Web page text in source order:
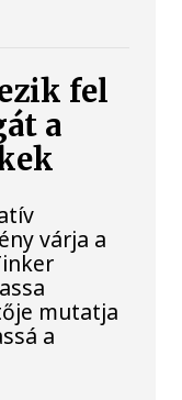
fel
a
várja a
mutatja
a